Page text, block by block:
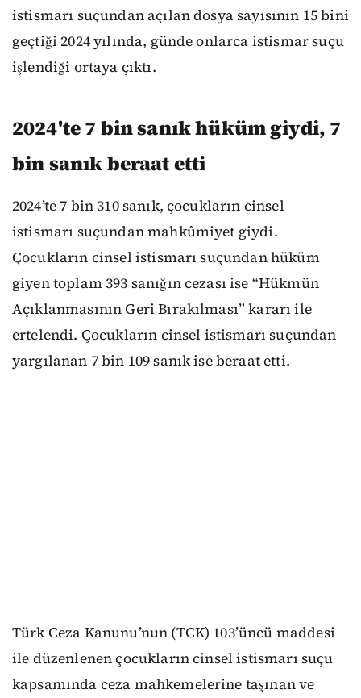
istismarı suçundan açılan dosya sayısının 15 bini
geçtiği 2024 yılında, günde onlarca istismar suçu
işlendiği ortaya çıktı.
2024'te 7 bin sanık hüküm giydi, 7
bin sanık beraat etti
2024’te 7 bin 310 sanık, çocukların cinsel
istismarı suçundan mahkûmiyet giydi.
Çocukların cinsel istismarı suçundan hüküm
giyen toplam 393 sanığın cezası ise “Hükmün
Açıklanmasının Geri Bırakılması” kararı ile
ertelendi. Çocukların cinsel istismarı suçundan
yargılanan 7 bin 109 sanık ise beraat etti.
Türk Ceza Kanunu’nun (TCK) 103’üncü maddesi
ile düzenlenen çocukların cinsel istismarı suçu
kapsamında ceza mahkemelerine taşınan ve